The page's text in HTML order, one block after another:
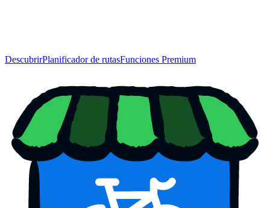
DescubrirPlanificador de rutasFunciones Premium